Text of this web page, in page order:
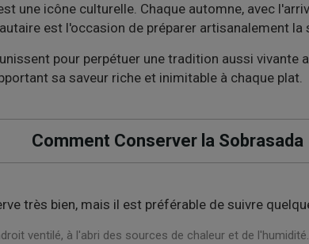
une icône culturelle. Chaque automne, avec
est l'occasion de préparer artisanalement
pour perpétuer une tradition aussi vivante
sa saveur riche et inimitable à chaque plat.
Comment Conserver la Sobrasada
très bien, mais il est préférable de suivre
ventilé, à l'abri des sources de chaleur et de l'humidité.